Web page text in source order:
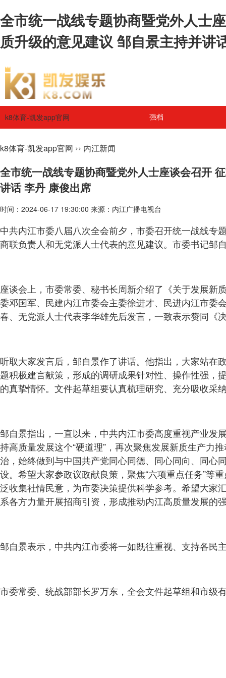
全市统一战线专题协商暨党外人士
质升级的意见建议 邹自景主持并讲
k8体育-凯发app官网 强档
k8体育-凯发app官网 ›› 内江新闻
全市统一战线专题协商暨党外人士座谈会召开
讲话 李丹 康俊出席
时间：2024-06-17 19:30:00 来源：内江广播电视台
中共内江市委八届八次全会前夕，市委召开统一战线专
商联负责人和无党派人士代表的意见建议。市委书记邹
座谈会上，市委常委、秘书长周新介绍了《关于发展
委邓国军、民建内江市委会主委徐进才、民进内江市委
春、无党派人士代表李华雄先后发言，一致表示赞同《
听取大家发言后，邹自景作了讲话。他指出，大家站在
题积极建言献策，形成的调研成果针对性、操作性强，
的真挚情怀。文件起草组要认真梳理研究、充分吸收采
邹自景指出，一直以来，中共内江市委高度重视产业发
持高质量发展这个“硬道理”，再次聚焦发展新质生产力
治，始终做到与中国共产党同心同德、同心同向、同心
设。希望大家参政议政献良策，聚焦“六项重点任务”等
泛收集社情民意，为市委决策提供科学参考。希望大家
系各方力量开展招商引资，形成推动内江高质量发展的
邹自景表示，中共内江市委将一如既往重视、支持各民
市委常委、统战部部长罗万东，全会文件起草组和市级